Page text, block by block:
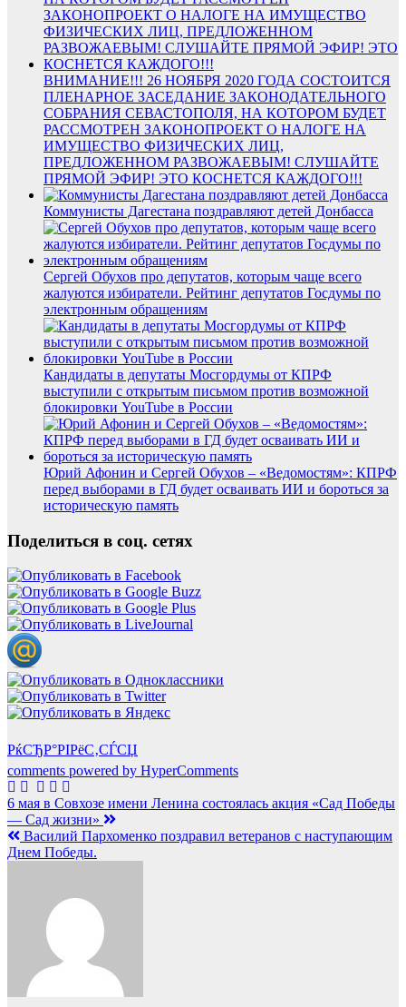
ВНИМАНИЕ!!! 26 НОЯБРЯ 2020 ГОДА СОСТОИТСЯ
ПЛЕНАРНОЕ ЗАСЕДАНИЕ ЗАКОНОДАТЕЛЬНОГО
СОБРАНИЯ СЕВАСТОПОЛЯ, НА КОТОРОМ БУДЕТ
РАССМОТРЕН ЗАКОНОПРОЕКТ О НАЛОГЕ НА
ИМУЩЕСТВО ФИЗИЧЕСКИХ ЛИЦ,
ПРЕДЛОЖЕННОМ РАЗВОЖАЕВЫМ! СЛУШАЙТЕ
ПРЯМОЙ ЭФИР! ЭТО КОСНЕТСЯ КАЖДОГО!!!
Коммунисты Дагестана поздравляют детей Донбасса
Сергей Обухов про депутатов, которым чаще всего
жалуются избиратели. Рейтинг депутатов Госдумы по
электронным обращениям
Кандидаты в депутаты Мосгордумы от КПРФ
выступили с открытым письмом против возможной
блокировки YouTube в России
Юрий Афонин и Сергей Обухов – «Ведомостям»: КПРФ
перед выборами в ГД будет осваивать ИИ и бороться за
историческую память
Поделиться в соц. сетях
РќСЂР°РІРёС‚СЃСЏ
comments powered by HyperComments
Навигация
по
записям
6 мая в Совхозе имени Ленина состоялась акция «Сад Победы
— Сад жизни»
Василий Пархоменко поздравил ветеранов с наступающим
Днем Победы.